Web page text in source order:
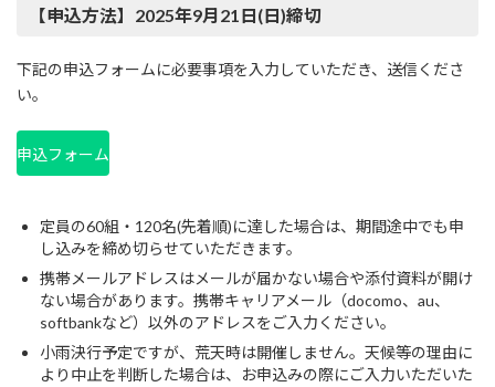
【申込方法】2025年9月21日(日)締切
下記の申込フォームに必要事項を入力していただき、送信くださ
い。
申込フォーム
定員の60組・120名(先着順)に達した場合は、期間途中でも申
し込みを締め切らせていただきます。
携帯メールアドレスはメールが届かない場合や添付資料が開け
ない場合があります。携帯キャリアメール（docomo、au、
softbankなど）以外のアドレスをご入力ください。
小雨決行予定ですが、荒天時は開催しません。天候等の理由に
より中止を判断した場合は、お申込みの際にご入力いただいた